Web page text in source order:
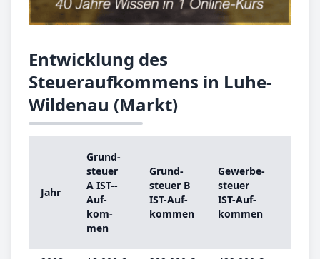
Entwicklung des
Steueraufkommens in Luhe-
Wildenau (Markt)
Jahr
Grund­
steu­er
A IST-­
Auf­
kom­
men
Grund­
steu­er B
IST-­Auf­
kom­men
Ge­wer­be­
steu­er
IST-­Auf­
kom­men